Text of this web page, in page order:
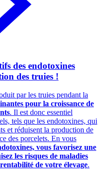
des endotoxines
des truies !
par les truies pendant la
pour la croissance de
. Il est donc essentiel
tels que les endotoxines, qui
et réduisent la production de
des porcelets. En vous
vous favorisez une
les risques de maladies
de votre élevage.